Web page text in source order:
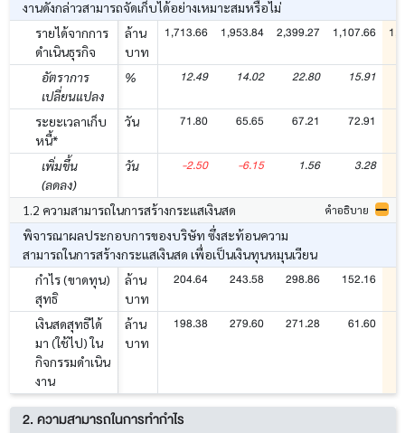
งานดังกล่าวสามารถจัดเก็บได้อย่างเหมาะสมหรือไม่
รายได้จากการ
ดำเนินธุรกิจ
ล้าน
บาท
1,713.66 1,953.84 2,399.27 1,107.66
อัตราการ
เปลี่ยนแปลง
% 12.49 14.02 22.80 15.91
ระยะเวลาเก็บ
หนี้*
วัน 71.80 65.65 67.21 72.91
เพิ่มขึ้น
(ลดลง)
วัน -2.50 -6.15 1.56 3.28
1.2 ความสามารถในการสร้างกระแสเงินสด คำอธิบาย
พิจารณาผลประกอบการของบริษัท ซึ่งสะท้อนความ
สามารถในการสร้างกระแสเงินสด เพื่อเป็นเงินทุนหมุนเวียน
กำไร (ขาดทุน)
สุทธิ
ล้าน
บาท
204.64 243.58 298.86 152.16
เงินสดสุทธิได้
มา (ใช้ไป) ใน
กิจกรรมดำเนิน
งาน
ล้าน
บาท
198.38 279.60 271.28 61.60
2. ความสามารถในการทำกำไร